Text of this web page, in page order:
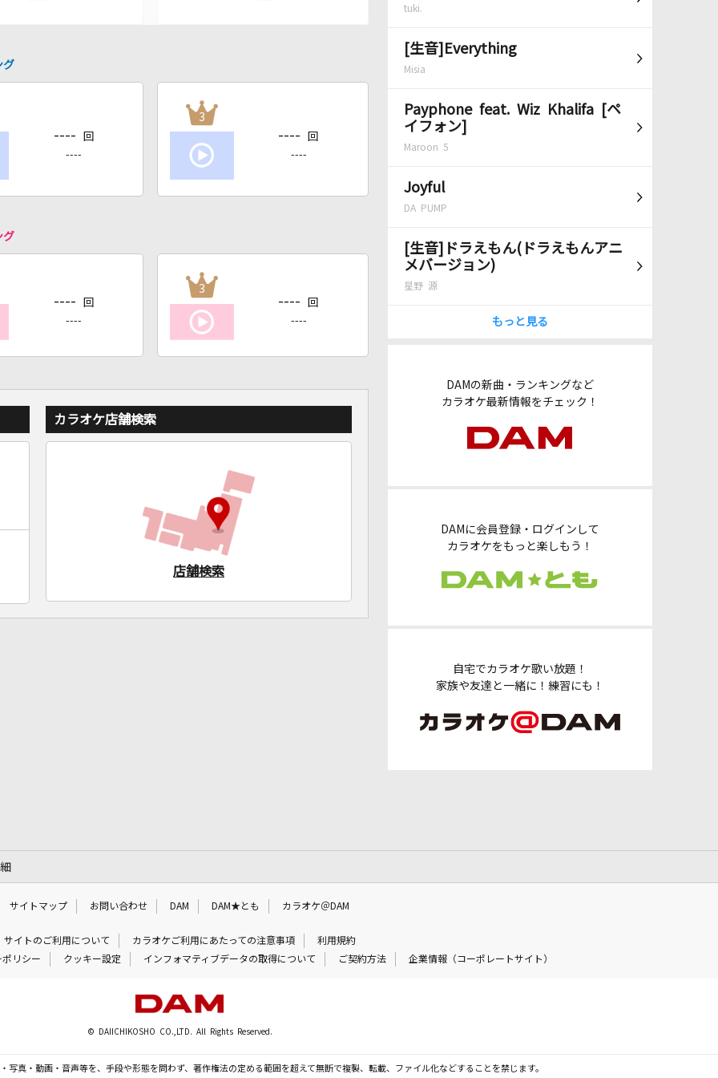
tuki.
[生音]Everything
Misia
Payphone feat. Wiz Khalifa [ペ
イフォン]
Maroon 5
Joyful
DA PUMP
[生音]ドラえもん(ドラえもんアニ
メバージョン)
星野 源
もっと見る
DAMの新曲・ランキングなど
カラオケ最新情報をチェック！
DAMに会員登録・ログインして
カラオケをもっと楽しもう！
自宅でカラオケ歌い放題！
家族や友達と一緒に！練習にも！
グ
---- 回
----
3
---- 回
----
グ
---- 回
----
3
---- 回
----
カラオケ店舗検索
店舗検索
サイトマップ お問い合わせ DAM DAM★とも カラオケ＠DAM
サイトのご利用について カラオケご利用にあたっての注意事項
利用規約
リシー
クッキー設定 インフォマティブデータの取得について ご契約方法 企業情報（コーポレートサイト）
© DAIICHIKOSHO CO.,LTD. All Rights Reserved.
写真・動画・音声等を、手段や形態を問わず、著作権法の定める範囲を超えて無断で複製、転載、ファイル化などすることを禁じます。